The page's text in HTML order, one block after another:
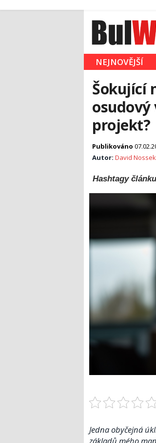
NEJNOVĚJŠÍ
Šokující
projekt?
Publikováno
Autor: David Nossek
Hashtagy
Jedna obyčejná